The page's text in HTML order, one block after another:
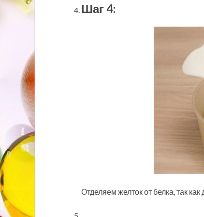
Шаг 4:
Отделяем желток от белка, так